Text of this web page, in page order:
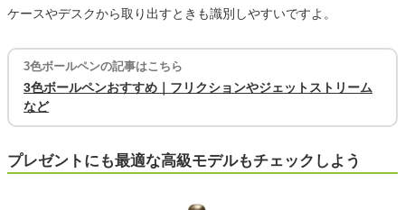
ケースやデスクから取り出すときも識別しやすいですよ。
3色ボールペンの記事はこちら
3色ボールペンおすすめ｜フリクションやジェットストリーム
など
プレゼントにも最適な高級モデルもチェックしよう